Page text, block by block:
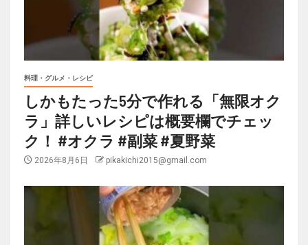
料理・グルメ・レシピ
しかもたった5分で作れる「無限オク
ラ」詳しいレシピは概要欄でチェッ
ク！ #オクラ #副菜 #夏野菜
2026年8月6日 pikakichi2015@gmail.com